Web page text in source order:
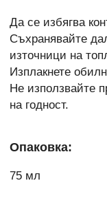
Да се избягва
Съхранявайте
източници на
Изплакнете
Не използвайте
на годност.
Опаковка:
75 мл